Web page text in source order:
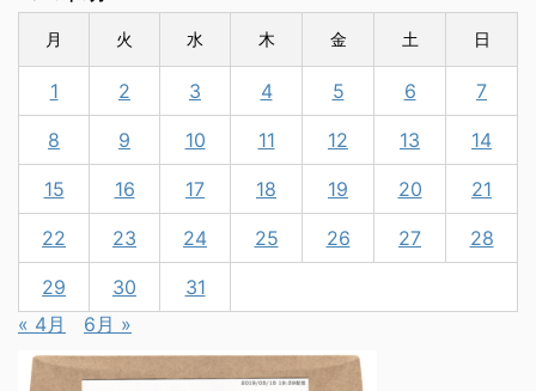
月 火 水 木 金 土 日
1 2 3 4 5 6 7
8 9 10 11 12 13 14
15 16 17 18 19 20 21
22 23 24 25 26 27 28
29 30
31
« 4月
6月 »